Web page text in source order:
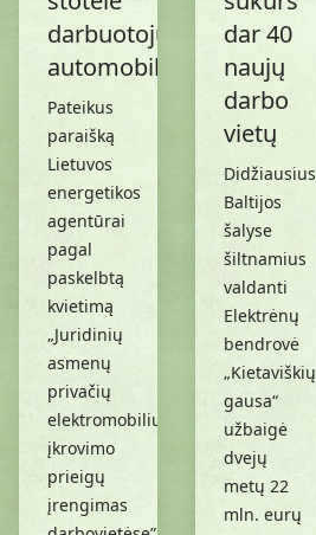
darbuotojų
automobiliams
Pateikus
paraišką
Lietuvos
energetikos
agentūrai
pagal
paskelbtą
kvietimą
„Juridinių
asmenų
privačių
elektromobilių
įkrovimo
prieigų
įrengimas
dar 40
naujų
darbo
vietų
Didžiausius
Baltijos
šalyse
šiltnamius
valdanti
Elektrėnų
bendrovė
„Kietaviškių
gausa“
užbaigė
dvejų
metų 22
mln. eurų